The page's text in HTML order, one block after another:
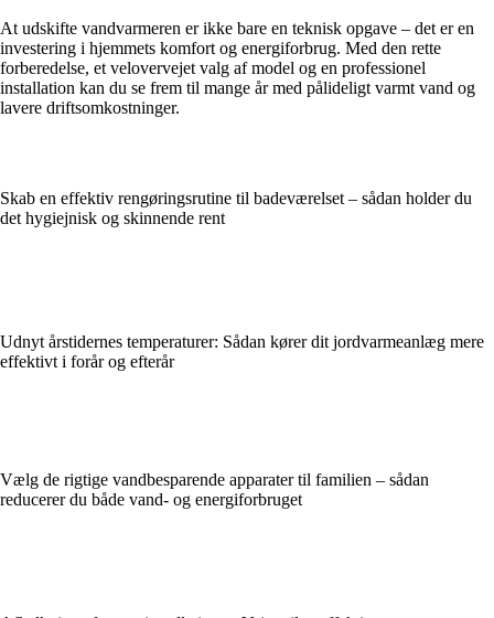
At udskifte vandvarmeren er ikke bare en teknisk opgave – det er en
investering i hjemmets komfort og energiforbrug. Med den rette
forberedelse, et velovervejet valg af model og en professionel
installation kan du se frem til mange år med pålideligt varmt vand og
lavere driftsomkostninger.
Skab en effektiv rengøringsrutine til badeværelset – sådan holder du
det hygiejnisk og skinnende rent
Udnyt årstidernes temperaturer: Sådan kører dit jordvarmeanlæg mere
effektivt i forår og efterår
Vælg de rigtige vandbesparende apparater til familien – sådan
reducerer du både vand- og energiforbruget